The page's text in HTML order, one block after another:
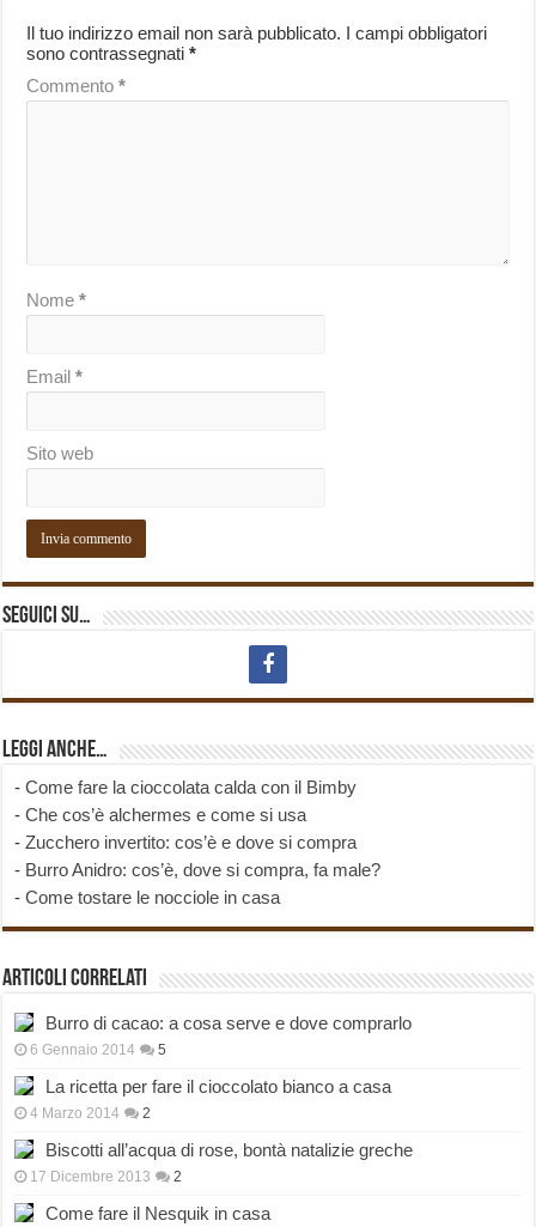
Il tuo indirizzo email non sarà pubblicato. I campi obbligatori
sono contrassegnati*
Commento*
Nome*
Email*
Sito web
Seguici su…
Leggi anche…
-Come fare la cioccolata calda con il Bimby
-Che cos’è alchermes e come si usa
-Zucchero invertito: cos’è e dove si compra
- Burro Anidro: cos’è, dove si compra, fa male?
-Come tostare le nocciole in casa
Articoli correlati
Burro di cacao: a cosa serve e dove comprarlo
6 Gennaio 2014 5
La ricetta per fare il cioccolato bianco a casa
4 Marzo 2014 2
Biscotti all’acqua di rose, bontà natalizie greche
17 Dicembre 2013 2
Come fare il Nesquik in casa